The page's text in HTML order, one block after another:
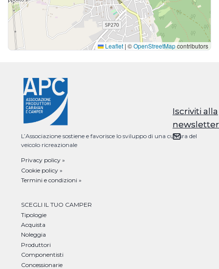
Iscriviti alla
newsletter
Leaflet | ©OpenStreetMapcontributors
L’Associazione sostiene e favorisce lo sviluppo di una cultura del
veicolo ricreazionale
Privacy policy »
Cookie policy »
Termini e condizioni »
SCEGLI IL TUO CAMPER
Tipologie
Acquista
Noleggia
Produttori
Componentisti
Concessionarie
Iscriviti alla
newsletter